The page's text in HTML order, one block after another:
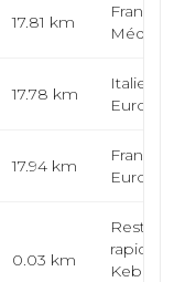
17.81 km
Française,
17.78 km
Italienne,
17.94 km
Française,
0.03 km
rapide,
Kebab,